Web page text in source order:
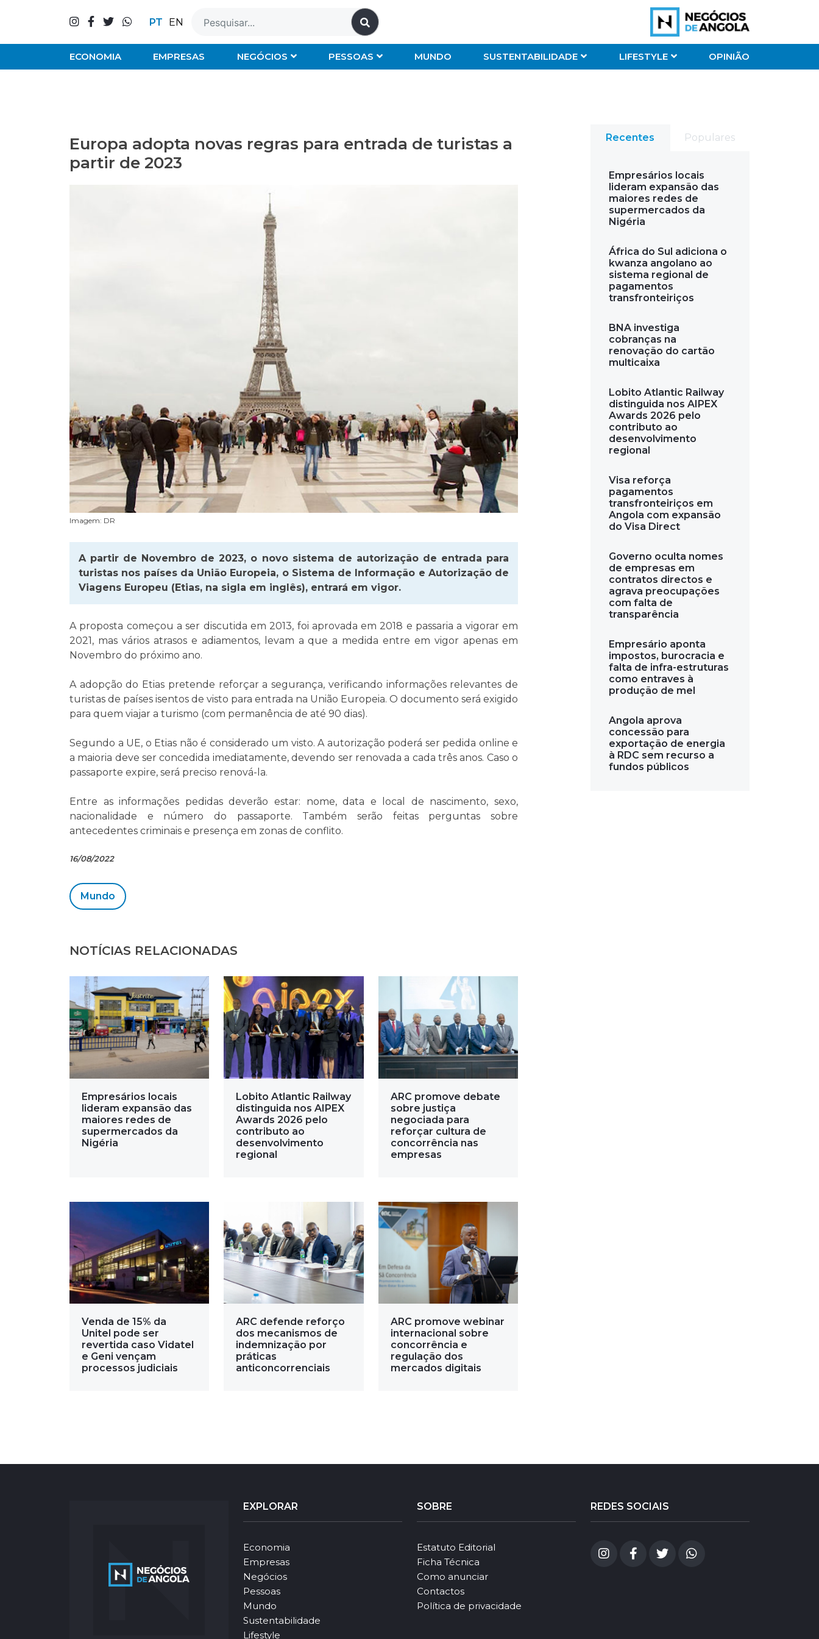
PT EN
ECONOMIA EMPRESAS NEGÓCIOS PESSOAS MUNDO SUSTENTABILIDADE LIFESTYLE OPINIÃO
Europa adopta novas regras para entrada de turistas a
partir de 2023
Imagem: DR
A partir de Novembro de 2023, o novo sistema de autorização de entrada para
turistas nos países da União Europeia, o Sistema de Informação e Autorização de
Viagens Europeu (Etias, na sigla em inglês), entrará em vigor.
A proposta começou a ser discutida em 2013, foi aprovada em 2018 e passaria a vigorar em
2021, mas vários atrasos e adiamentos, levam a que a medida entre em vigor apenas em
Novembro do próximo ano.
A adopção do Etias pretende reforçar a segurança, verificando informações relevantes de
turistas de países isentos de visto para entrada na União Europeia. O documento será exigido
para quem viajar a turismo (com permanência de até 90 dias).
Segundo a UE, o Etias não é considerado um visto. A autorização poderá ser pedida online e
a maioria deve ser concedida imediatamente, devendo ser renovada a cada três anos. Caso o
passaporte expire, será preciso renová-la.
Entre as informações pedidas deverão estar: nome, data e local de nascimento, sexo,
nacionalidade e número do passaporte. Também serão feitas perguntas sobre
antecedentes criminais e presença em zonas de conflito.
16/08/2022
Mundo
NOTÍCIAS RELACIONADAS
Empresários locais
lideram expansão das
maiores redes de
supermercados da
Nigéria
Lobito Atlantic Railway
distinguida nos AIPEX
Awards 2026 pelo
contributo ao
desenvolvimento
regional
ARC promove debate
sobre justiça
negociada para
reforçar cultura de
concorrência nas
empresas
Venda de 15% da
Unitel pode ser
revertida caso Vidatel
e Geni vençam
processos judiciais
ARC defende reforço
dos mecanismos de
indemnização por
práticas
anticoncorrenciais
ARC promove webinar
internacional sobre
concorrência e
regulação dos
mercados digitais
Recentes Populares
Empresários locais
lideram expansão das
maiores redes de
supermercados da
Nigéria
África do Sul adiciona o
kwanza angolano ao
sistema regional de
pagamentos
transfronteiriços
BNA investiga
cobranças na
renovação do cartão
multicaixa
Lobito Atlantic Railway
distinguida nos AIPEX
Awards 2026 pelo
contributo ao
desenvolvimento
regional
Visa reforça
pagamentos
transfronteiriços em
Angola com expansão
do Visa Direct
Governo oculta nomes
de empresas em
contratos directos e
agrava preocupações
com falta de
transparência
Empresário aponta
impostos, burocracia e
falta de infra-estruturas
como entraves à
produção de mel
Angola aprova
concessão para
exportação de energia
à RDC sem recurso a
fundos públicos
EXPLORAR
Economia
Empresas
Negócios
Pessoas
Mundo
Sustentabilidade
Lifestyle
SOBRE
Estatuto Editorial
Ficha Técnica
Como anunciar
Contactos
Política de privacidade
REDES SOCIAIS